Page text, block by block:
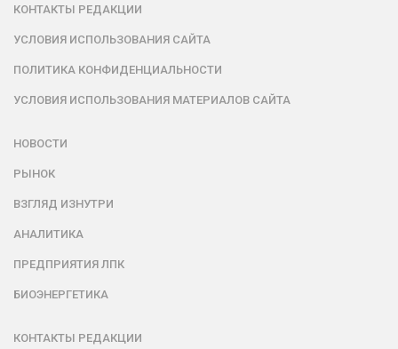
КОНТАКТЫ РЕДАКЦИИ
УСЛОВИЯ ИСПОЛЬЗОВАНИЯ САЙТА
ПОЛИТИКА КОНФИДЕНЦИАЛЬНОСТИ
УСЛОВИЯ ИСПОЛЬЗОВАНИЯ МАТЕРИАЛОВ САЙТА
НОВОСТИ
РЫНОК
ВЗГЛЯД ИЗНУТРИ
АНАЛИТИКА
ПРЕДПРИЯТИЯ ЛПК
БИОЭНЕРГЕТИКА
КОНТАКТЫ РЕДАКЦИИ